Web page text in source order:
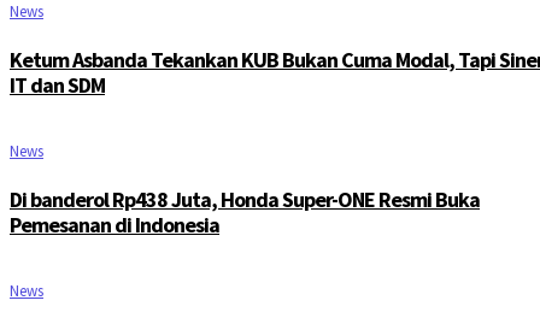
News
Ketum Asbanda Tekankan KUB Bukan Cuma Modal, Tapi
IT dan SDM
News
Di banderol Rp438 Juta, Honda Super-ONE Resmi Buka
Pemesanan di Indonesia
News